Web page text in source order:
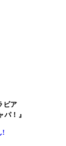
ビア
！』
!